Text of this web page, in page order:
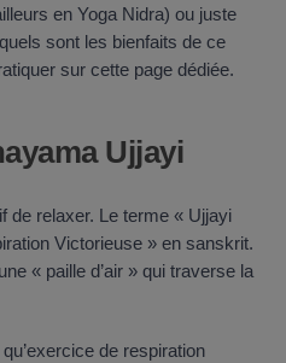
en Yoga Nidra) ou juste
sont les bienfaits de ce
sur cette page dédiée.
Ujjayi
de relaxer. Le terme « Ujjayi
Victorieuse » en sanskrit.
« paille d’air » qui traverse la
de respiration